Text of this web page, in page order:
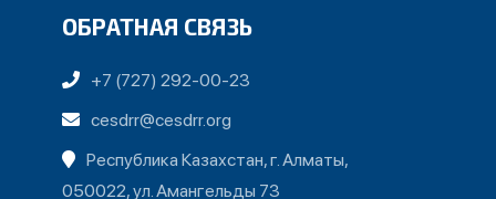
ОБРАТНАЯ СВЯЗЬ
+7 (727) 292-00-23
cesdrr@cesdrr.org
Республика Казахстан, г. Алматы,
050022, ул. Амангельды 73